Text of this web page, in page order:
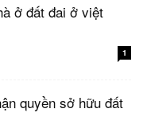
ở đất đai ở việt
1
quyền sở hữu đất